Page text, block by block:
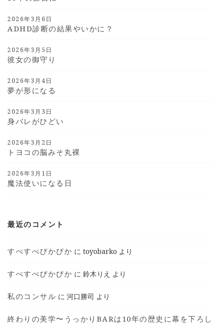
2026年3月6日
ADHD診断の結果やいかに？
2026年3月5日
彼女の御守り
2026年3月4日
夢が形になる
2026年3月3日
身バレがひどい
2026年3月2日
トヨコの脳みそ丸裸
2026年3月1日
魔法使いになる日
最近のコメント
すべすべぴかぴか にtoyobarko より
すべすべぴかぴか に鈴木りえ より
私のコンサル に河口勝司 より
終わりの美学〜うっかりBARは10年の歴史に幕を下ろし